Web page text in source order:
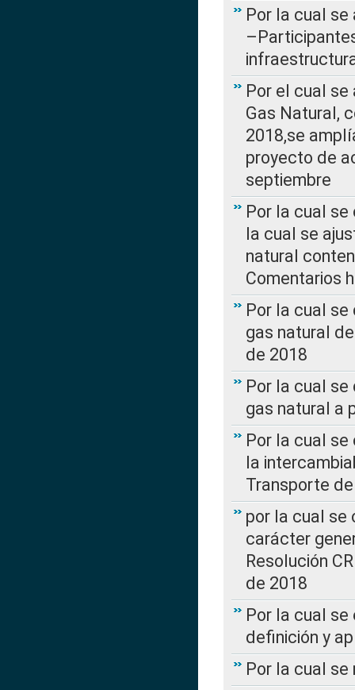
Por la cual se
Por el cual
Gas Natural,
2018,se
proyecto de
septiembre
Por la cual se
la cual se
natural
Comentarios
Por la cual
gas natural
de 2018
Por la cual
gas natural a
Por la cual
la
Transporte
por la cual se
carácter
Resolución
de 2018
Por la cual
definición y
Por la cual